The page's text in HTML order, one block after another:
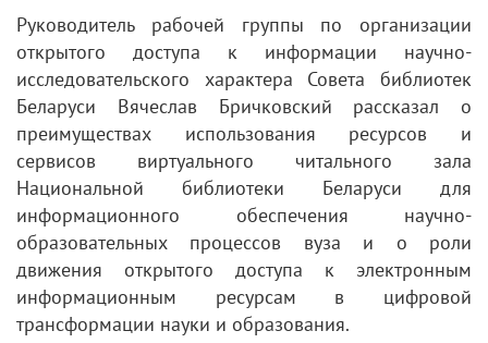
Руководитель рабочей группы по организации
открытого доступа к информации научно-
исследовательского характера Совета библиотек
Беларуси Вячеслав Бричковский рассказал о
преимуществах использования ресурсов и
сервисов виртуального читального зала
Национальной библиотеки Беларуси для
информационного обеспечения научно-
образовательных процессов вуза и о роли
движения открытого доступа к электронным
информационным ресурсам в цифровой
трансформации науки и образования.